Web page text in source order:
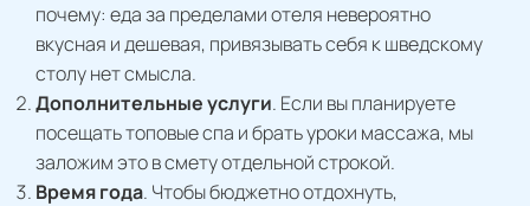
почему: еда за пределами отеля невероятно
вкусная и дешевая, привязывать себя к шведскому
столу нет смысла.
Дополнительные услуги. Если вы планируете
посещать топовые спа и брать уроки массажа, мы
заложим это в смету отдельной строкой.
Время года. Чтобы бюджетно отдохнуть,